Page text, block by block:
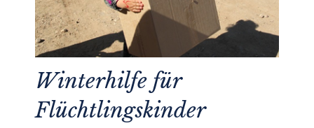
Winterhilfe für
Flüchtlingskinder